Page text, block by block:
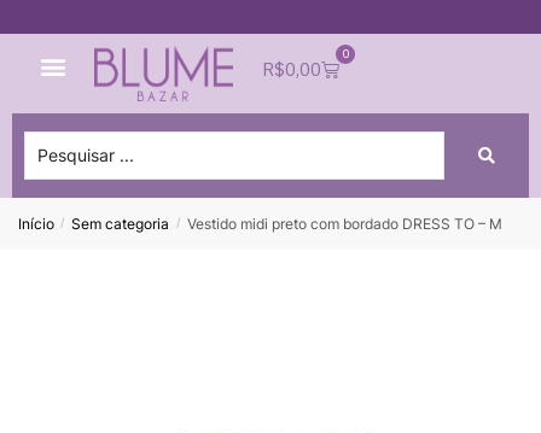
R$0,00
0
Início / Sem categoria / Vestido midi preto com bordado DRESS TO – M